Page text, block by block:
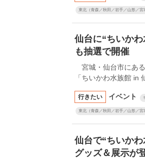
東北（青森／秋田／岩手／山形／宮
仙台に“ちいか
も抽選で開催
宮城・仙台市にあ
「ちいかわ水族館 in
行きたい イベント
東北（青森／秋田／岩手／山形／宮
仙台で“ちいか
グッズ＆展示が